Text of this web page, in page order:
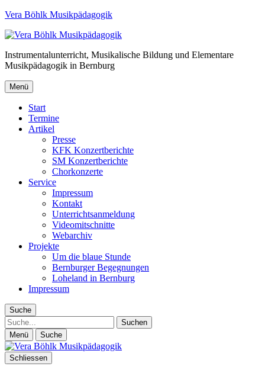
Vera Böhlk Musikpädagogik
Instrumentalunterricht, Musikalische Bildung und Elementare
Musikpädagogik in Bernburg
Menü
Start
Termine
Artikel
Presse
KFK Konzertberichte
SM Konzertberichte
Chorkonzerte
Service
Impressum
Kontakt
Unterrichtsanmeldung
Videomitschnitte
Webarchiv
Projekte
Um die blaue Stunde
Bernburger Begegnungen
Loheland in Bernburg
Impressum
Suche
Suche
Menü Suche
Schliessen